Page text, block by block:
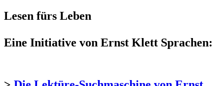
Lesen fürs Leben
Eine Initiative von Ernst Klett Sprachen: